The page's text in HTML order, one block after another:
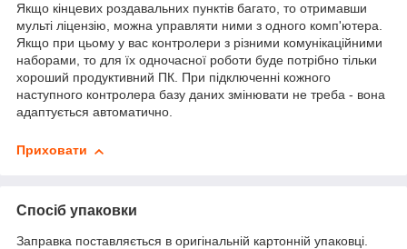
Якщо кінцевих роздавальних пунктів багато, то отримавши
мульті ліцензію, можна управляти ними з одного комп'ютера.
Якщо при цьому у вас контролери з різними комунікаційними
наборами, то для їх одночасної роботи буде потрібно тільки
хороший продуктивний ПК. При підключенні кожного
наступного контролера базу даних змінювати не треба - вона
адаптується автоматично.
Приховати
Спосіб упаковки
Заправка поставляється в оригінальній картонній упаковці.